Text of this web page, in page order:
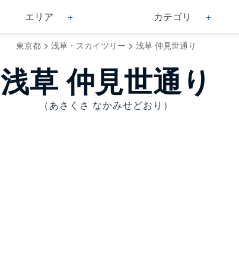
エリア カテゴリ
東京都 > 浅草・スカイツリー > 浅草 仲見世通り
浅草 仲見世通り
（あさくさ なかみせどおり）